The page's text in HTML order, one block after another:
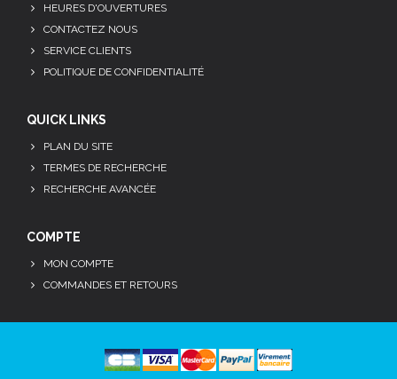
HEURES D'OUVERTURES
CONTACTEZ NOUS
SERVICE CLIENTS
POLITIQUE DE CONFIDENTIALITÉ
QUICK LINKS
PLAN DU SITE
TERMES DE RECHERCHE
RECHERCHE AVANCÉE
COMPTE
MON COMPTE
COMMANDES ET RETOURS